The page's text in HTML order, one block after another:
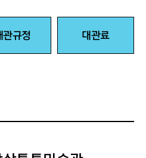
관규정 대관료